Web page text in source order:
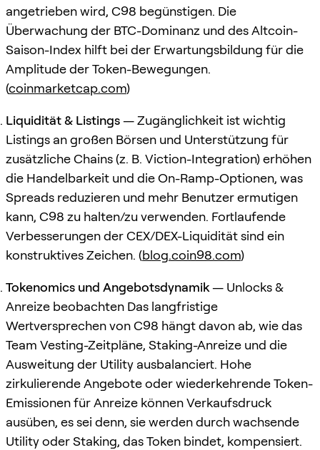
angetrieben wird, C98 begünstigen. Die
Überwachung der BTC-Dominanz und des Altcoin-
Saison-Index hilft bei der Erwartungsbildung für die
Amplitude der Token-Bewegungen.
(coinmarketcap.com)
Liquidität & Listings— Zugänglichkeit ist wichtig
Listings an großen Börsen und Unterstützung für
zusätzliche Chains (z. B. Viction-Integration) erhöhen
die Handelbarkeit und die On-Ramp-Optionen, was
Spreads reduzieren und mehr Benutzer ermutigen
kann, C98 zu halten/zu verwenden. Fortlaufende
Verbesserungen der CEX/DEX-Liquidität sind ein
konstruktives Zeichen. (blog.coin98.com)
Tokenomics und Angebotsdynamik— Unlocks &
Anreize beobachten Das langfristige
Wertversprechen von C98 hängt davon ab, wie das
Team Vesting-Zeitpläne, Staking-Anreize und die
Ausweitung der Utility ausbalanciert. Hohe
zirkulierende Angebote oder wiederkehrende Token-
Emissionen für Anreize können Verkaufsdruck
ausüben, es sei denn, sie werden durch wachsende
Utility oder Staking, das Token bindet, kompensiert.